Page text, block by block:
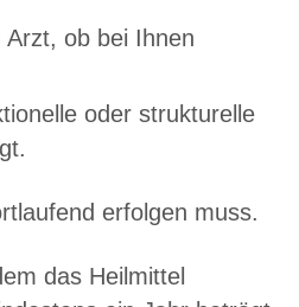
ob bei Ihnen
oder strukturelle
erfolgen muss.
das Heilmittel